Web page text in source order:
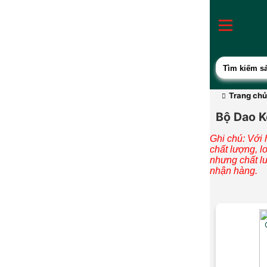
Trang chủ
Bộ Dao
Ghi chú: Với
chất lượng,
nhưng chất
nhận hàng.